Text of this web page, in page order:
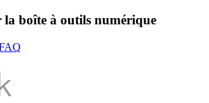
la boîte à outils numérique